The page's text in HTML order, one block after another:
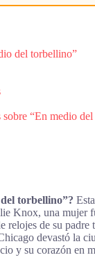
del torbellino”
sobre “En medio
torbellino”?
Knox, una mujer
relojes de su padre
devastó la
y su corazón en